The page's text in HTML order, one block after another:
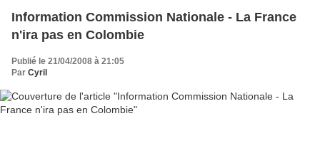
Information Commission Nationale - La France
n'ira pas en Colombie
Publié le 21/04/2008 à 21:05
Par Cyril